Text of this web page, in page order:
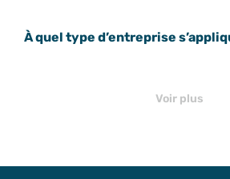
À quel type d’entreprise
Voir plus